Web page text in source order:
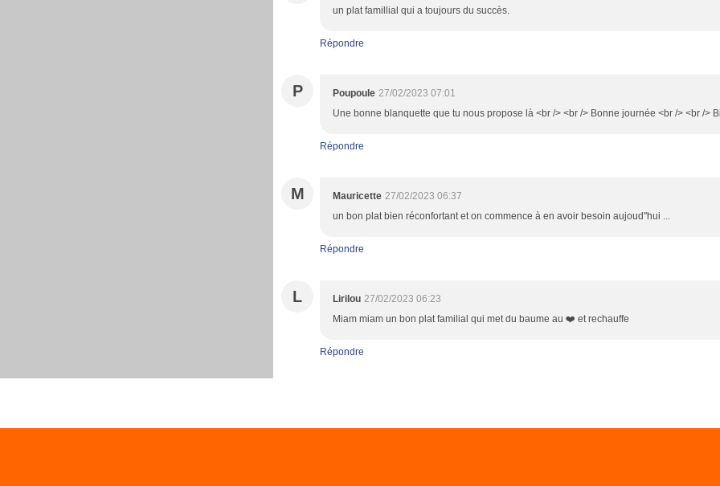
un plat famillial qui a toujours du succès.
Répondre
P Poupoule 27/02/2023 07:01
Une bonne blanquette que tu nous propose là <br /> <br /> Bonne journée <br /> <br />
Répondre
M Mauricette 27/02/2023 06:37
un bon plat bien réconfortant et on commence à en avoir besoin aujoud"hui ...
Répondre
L Lirilou 27/02/2023 06:23
Miam miam un bon plat familial qui met du baume au ❤️ et rechauffe
Répondre